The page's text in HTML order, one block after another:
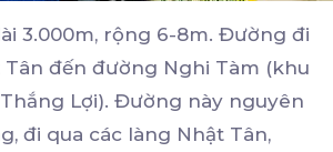
3.000m, rộng 6-8m. Đường đi
đến đường Nghi Tàm (khu
Lợi). Đường này nguyên
đi qua các làng Nhật Tân,